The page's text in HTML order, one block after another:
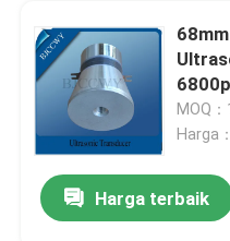
MOQ
Harga
Harga terbaik